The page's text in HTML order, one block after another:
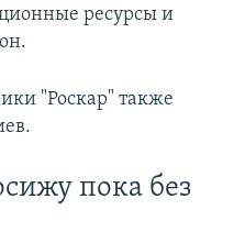
ресурсы и
"Роскар" также
пока без